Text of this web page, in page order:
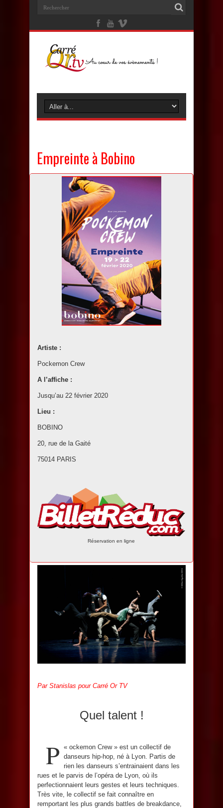
Empreinte à Bobino
Artiste :
Pockemon Crew
A l’affiche :
Jusqu’au 22 février 2020
Lieu :
BOBINO
20, rue de la Gaité
75014 PARIS
Réservation en ligne
Par Stanislas pour Carré Or TV
Quel talent !
«
P
ockemon Crew » est un collectif de
danseurs hip-hop, né à Lyon. Partis de
rien les danseurs s’entrainaient dans les
rues et le parvis de l’opéra de Lyon, où ils
perfectionnaient leurs gestes et leurs techniques.
Très vite, le collectif se fait connaître en
remportant les plus grands battles de breakdance,